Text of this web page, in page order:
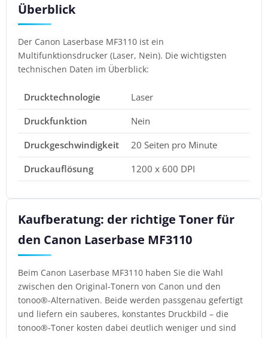
Überblick
Der Canon Laserbase MF3110 ist ein
Multifunktionsdrucker (Laser, Nein). Die wichtigsten
technischen Daten im Überblick:
Drucktechnologie
Laser
Druckfunktion
Nein
Druckgeschwindigkeit
20 Seiten pro Minute
Druckauflösung
1200 x 600 DPI
Kaufberatung: der richtige Toner für
den Canon Laserbase MF3110
Beim Canon Laserbase MF3110 haben Sie die Wahl
zwischen den Original-Tonern von Canon und den
tonoo®-Alternativen. Beide werden passgenau gefertigt
und liefern ein sauberes, konstantes Druckbild – die
tonoo®-Toner kosten dabei deutlich weniger und sind